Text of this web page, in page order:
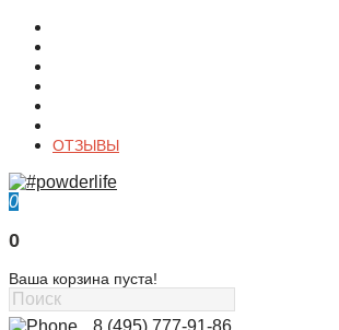
ОТЗЫВЫ
0
0
Ваша корзина пуста!
8 (495) 777-91-86